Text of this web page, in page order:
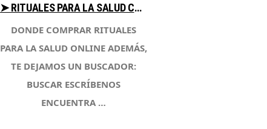
➤ RITUALES PARA LA SALUD COMPARA PRECIOS PARA COMPRAR EN LIBRERIAESOTERICA.NET
DONDE COMPRAR RITUALES
PARA LA SALUD ONLINE ADEMÁS,
TE DEJAMOS UN BUSCADOR:
BUSCAR ESCRÍBENOS
ENCUENTRA …